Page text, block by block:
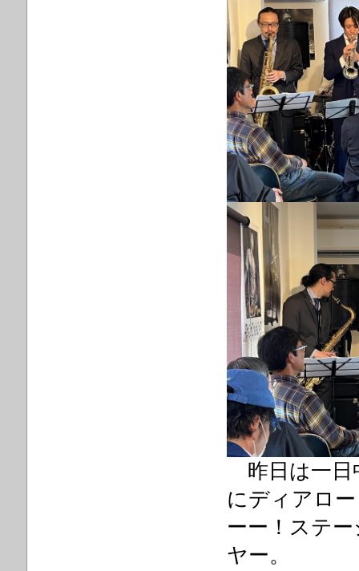
昨日は一日
にディアロ
ーー！ステー
ヤー。